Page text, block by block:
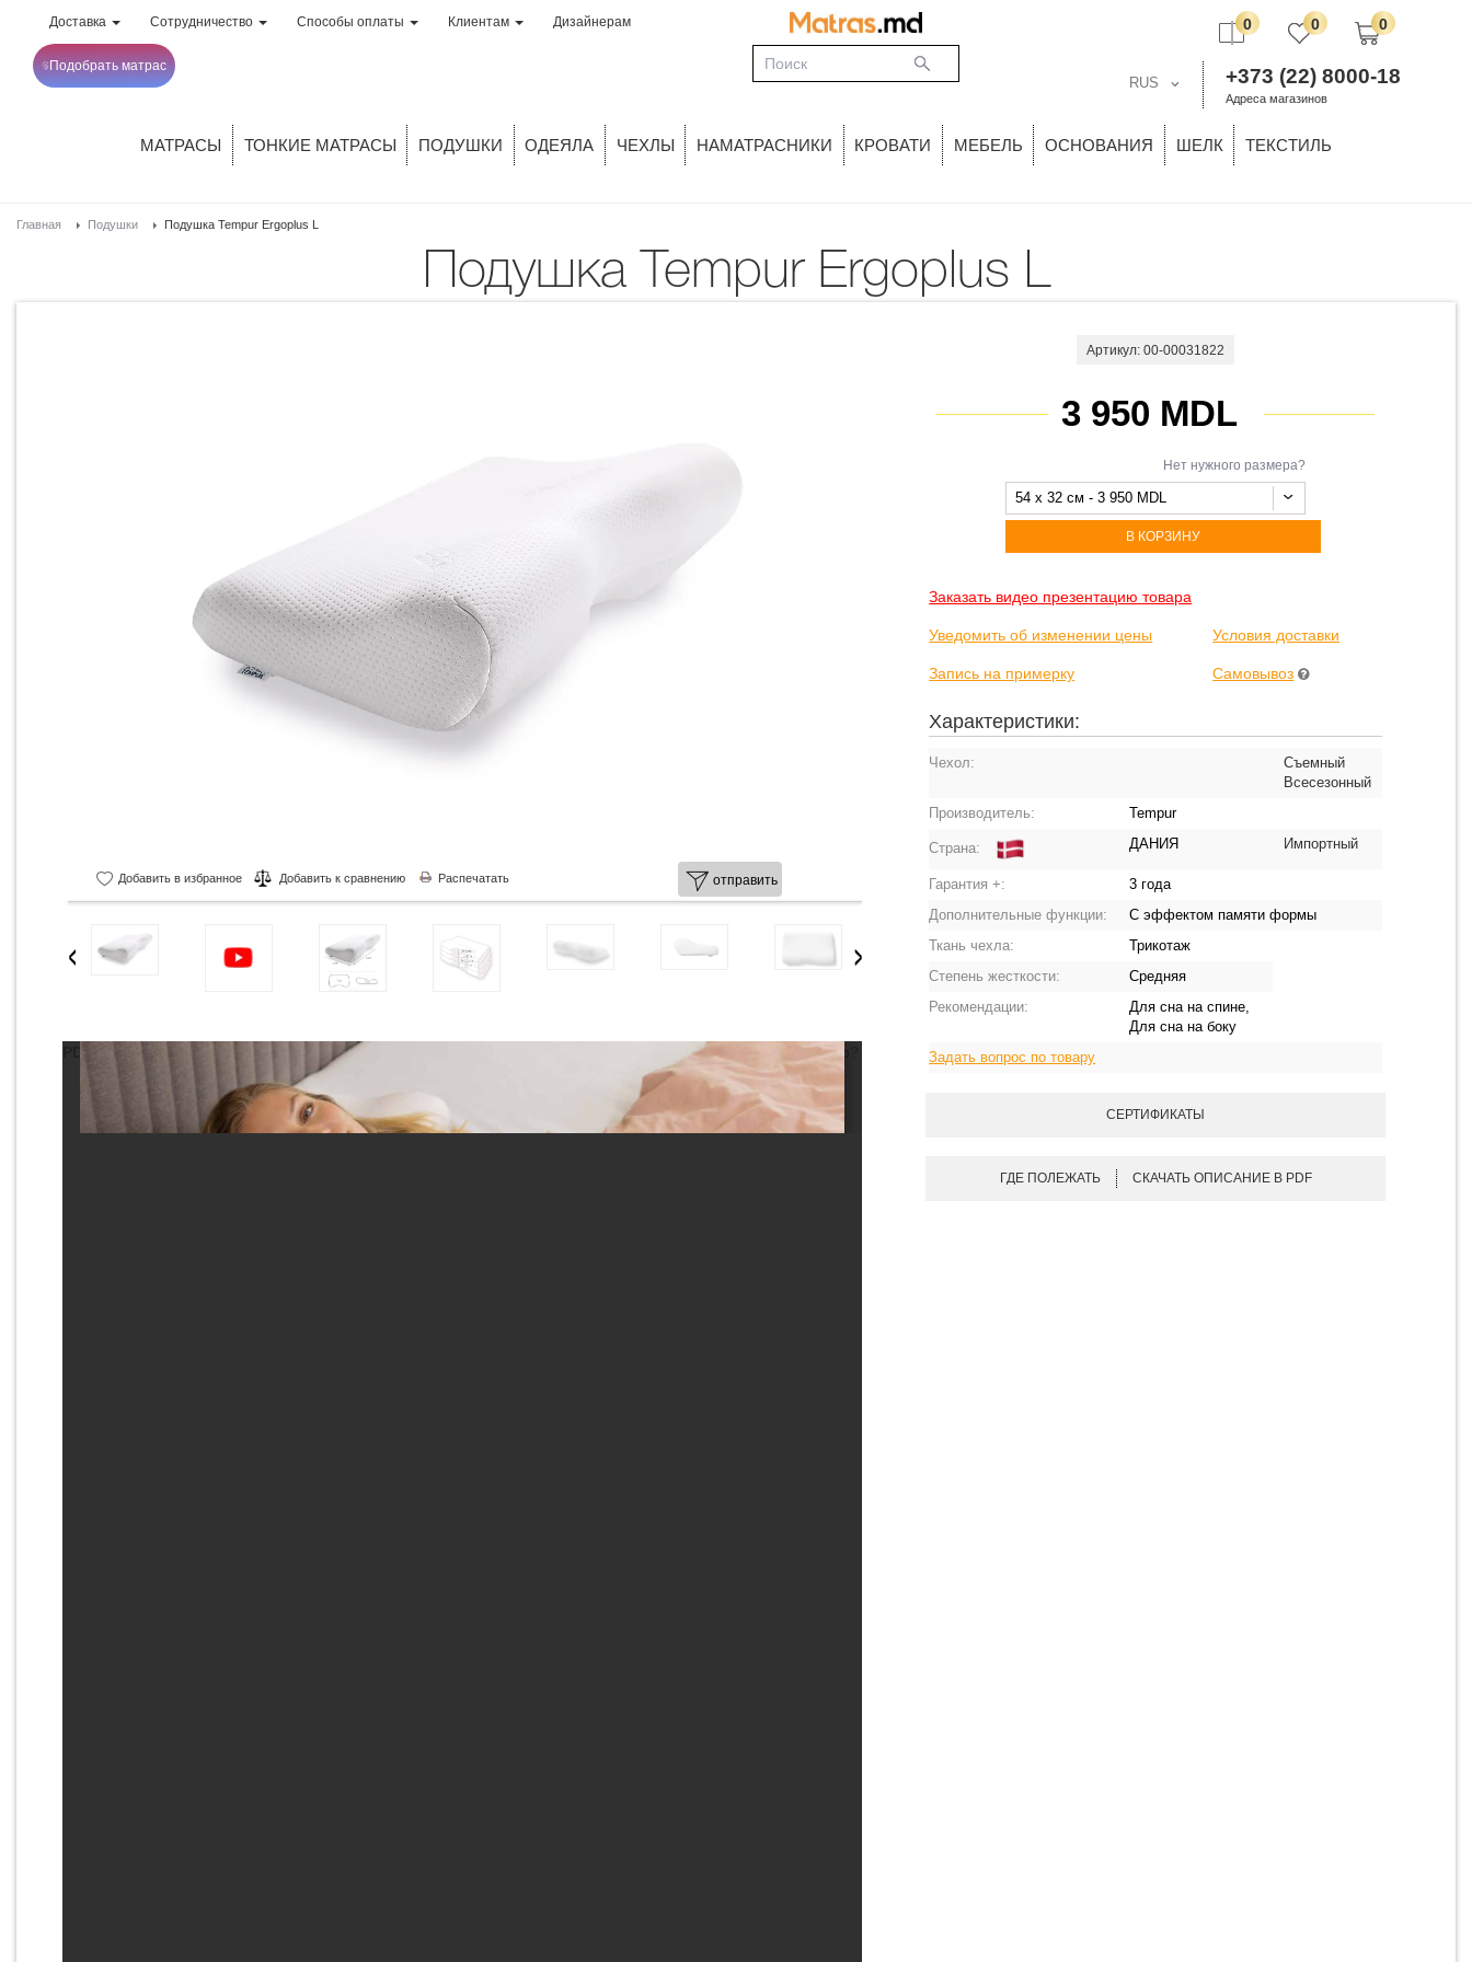
Доставка Сотрудничество Способы оплаты Клиентам Дизайнерам
Подобрать матрас
0
0
0
+373 (22) 8000-18
Адреса магазинов
RUS
МАТРАСЫ ТОНКИЕ МАТРАСЫ ПОДУШКИ ОДЕЯЛА ЧЕХЛЫ НАМАТРАСНИКИ КРОВАТИ МЕБЕЛЬ ОСНОВАНИЯ ШЕЛК ТЕКСТИЛЬ
Главная Подушки Подушка Tempur Ergoplus L
Подушка Tempur Ergoplus L
отправить
Добавить в избранное Добавить к сравнению Распечатать
PDF не отобразился? Возможно, стоит попробовать черные чернила. Может, попробуете загрузитьего?
Артикул: 00-00031822
3 950 MDL
Нет нужного размера?
54 x 32 см - 3 950 MDL
В КОРЗИНУ
Заказать видео презентацию товара
Уведомить об изменении цены Условия доставки
Запись на примерку Самовывоз
Характеристики:
Чехол:
Съемный
Всесезонный
Производитель:
Tempur
Страна: ДАНИЯ Импортный
Гарантия +:
3 года
Дополнительные функции:
С эффектом памяти формы
Ткань чехла:
Трикотаж
Степень жесткости:
Средняя
Рекомендации:
Для сна на спине,
Для сна на боку
Задать вопрос по товару
СЕРТИФИКАТЫ
ГДЕ ПОЛЕЖАТЬ СКАЧАТЬ ОПИСАНИЕ В PDF